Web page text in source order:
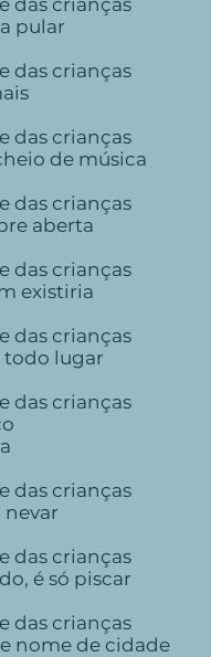
das crianças
pular
das crianças
das crianças
de música
das crianças
aberta
das crianças
existiria
das crianças
todo lugar
das crianças
das crianças
nevar
das crianças
é só piscar
das crianças
nome de cidade